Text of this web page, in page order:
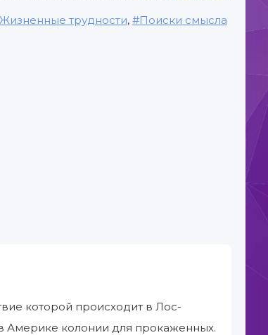
Жизненные трудности,
Поиски смысла
которой происходит в Лос-
Америке колонии для прокаженных.